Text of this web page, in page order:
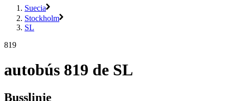
Suecia
Stockholm
SL
819
autobús 819 de SL
Busslinje